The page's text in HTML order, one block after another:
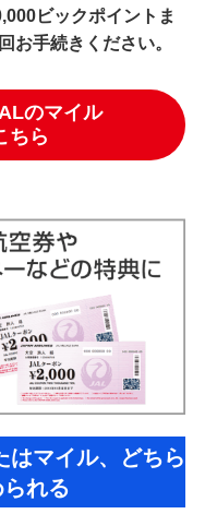
ビックポイントま
お手続きください。
のマイル
ちら
マイル、どちら
れる